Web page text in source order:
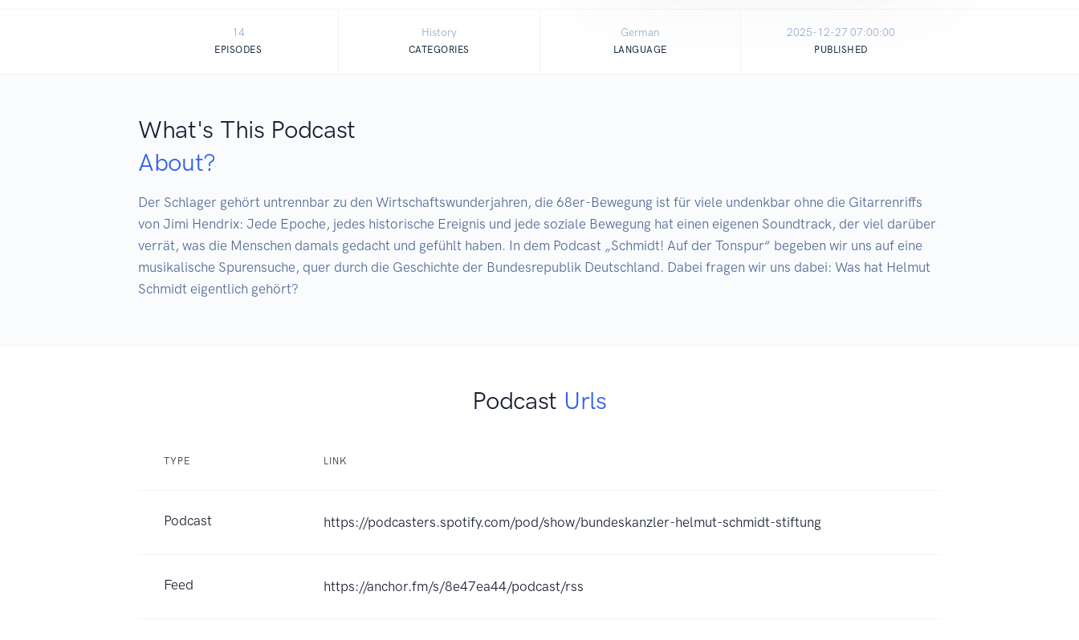
14
EPISODES
History
CATEGORIES
German
LANGUAGE
2025-12-27 07:00:00
PUBLISHED
What's This Podcast
About?
Der Schlager gehört untrennbar zu den Wirtschaftswunderjahren, die 68er-Bewegung ist für viele undenkbar ohne die Gitarrenriffs
von Jimi Hendrix: Jede Epoche, jedes historische Ereignis und jede soziale Bewegung hat einen eigenen Soundtrack, der viel darüber
verrät, was die Menschen damals gedacht und gefühlt haben. In dem Podcast „Schmidt! Auf der Tonspur“ begeben wir uns auf eine
musikalische Spurensuche, quer durch die Geschichte der Bundesrepublik Deutschland. Dabei fragen wir uns dabei: Was hat Helmut
Schmidt eigentlich gehört?
Podcast Urls
TYPE LINK
Podcast https://podcasters.spotify.com/pod/show/bundeskanzler-helmut-schmidt-stiftung
Feed https://anchor.fm/s/8e47ea44/podcast/rss